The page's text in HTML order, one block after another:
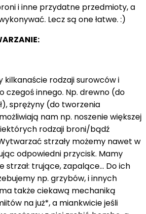
i inne przydatne przedmioty, a
Lecz są one łatwe. :)
kilkanaście rodzaji surowców i
czegoś innego. Np. drewno (do
sprężyny (do tworzenia
nam np. noszenie większej
rodzaji broni/bądź
strzały możemy nawet w
odpowiedni przycisk. Mamy
strzał: trujące, zapalące... Do ich
np. grzybów, i innych
także ciekawą mechaniką
na już*, a miankwicie jeśli